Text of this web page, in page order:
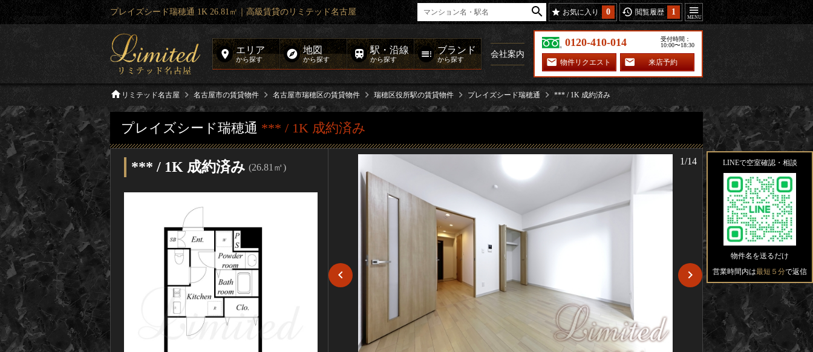
プレイズシード瑞穂通 1K 26.81㎡｜高級賃貸のリミテッド名古屋 お気に入り 0 閲覧履歴 1
エリア
から探す
地図
から探す
駅・沿線
から探す
ブランド
から探す
会社案内
0120-410-014
受付時間：
10:00〜18:30
物件リクエスト 来店予約
リミテッド名古屋 名古屋市の賃貸物件 名古屋市瑞穂区の賃貸物件 瑞穂区役所駅の賃貸物件 プレイズシード瑞穂通 *** / 1K 成約済み
プレイズシード瑞穂通 *** / 1K 成約済み
*** / 1K 成約済み (26.81㎡)
1/14 LINEで空室確認・相談
物件名を送るだけ
営業時間内は最短５分で返信